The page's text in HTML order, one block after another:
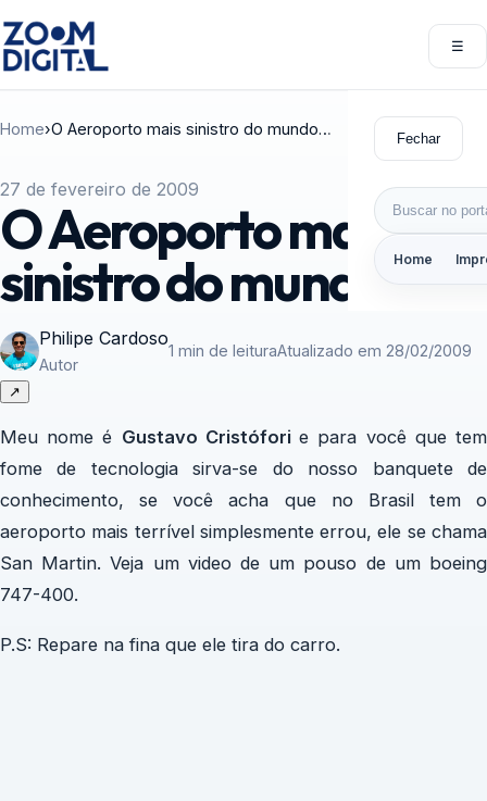
☰
Fechar
Buscar por:
Home
Home›O Aeroporto mais sinistro do mundo…
27 de fevereiro de 2009
O Aeroporto mais
sinistro do mundo…
Philipe Cardoso
Autor
1 min de leituraAtualizado em 28/02/2009
↗
Meu nome é Gustavo Cristóforie para você que tem
fome de tecnologia sirva-se do nosso banquete de
conhecimento, se você acha que no Brasil tem o
aeroporto mais terrível simplesmente errou, ele se chama
San Martin. Veja um video de um pouso de um boeing
747-400.
P.S: Repare na fina que ele tira do carro.